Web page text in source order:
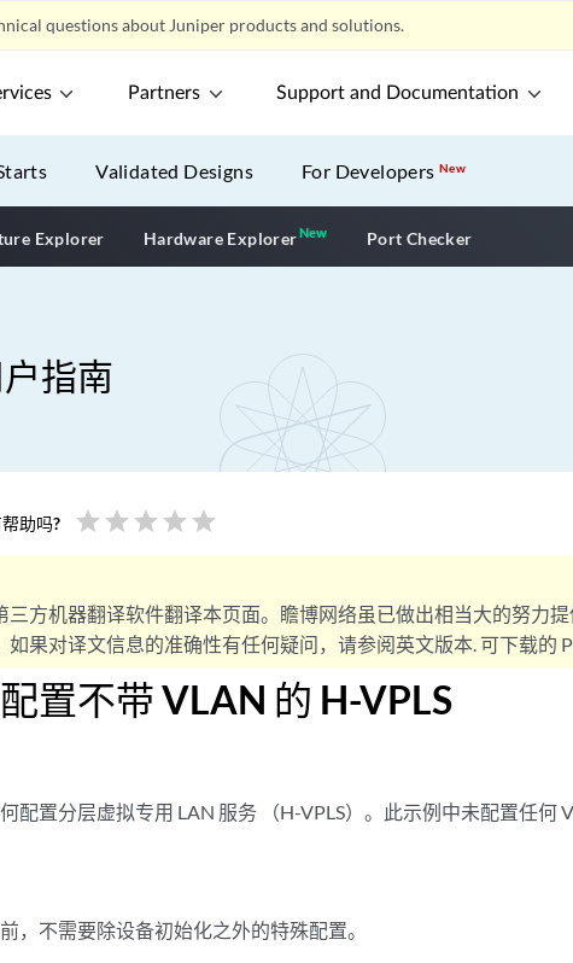
questions about Juniper products and solutions.
Partners Support and Documentation
Validated Designs For DevelopersNew
Explorer Hardware ExplorerNewNew application
Port Checker
指南
助吗? star star star star star
三方机器翻译软件翻译本页面。瞻博网络虽已做出相当大的努力
如果对译文信息的准确性有任何疑问，请参阅英文版本. 可下载的
置不带 VLAN 的 H-VPLS
配置分层虚拟专用 LAN 服务 （H-VPLS）。此示例中未配置任何
，不需要除设备初始化之外的特殊配置。